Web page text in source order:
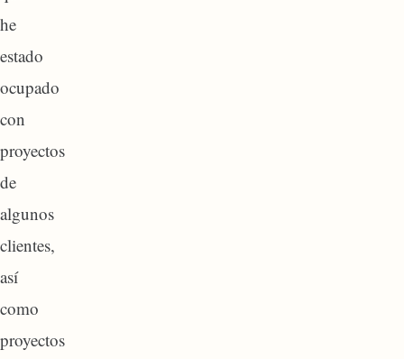
he
estado
ocupado
con
proyectos
de
algunos
clientes,
así
como
proyectos